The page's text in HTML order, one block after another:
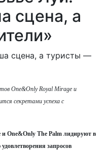
сцена, а
One&Only Royal Mirage и
секретами успеха с
One&Only The Palm лидируют в
запросов